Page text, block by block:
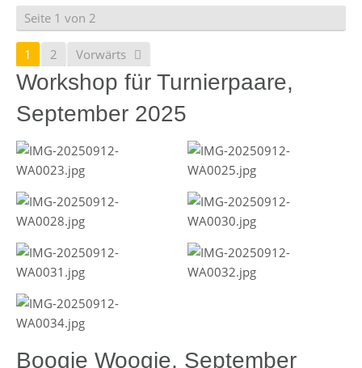
Seite 1 von 2
1 2 Vorwärts
Workshop für Turnierpaare,
September 2025
Boogie Woogie, September